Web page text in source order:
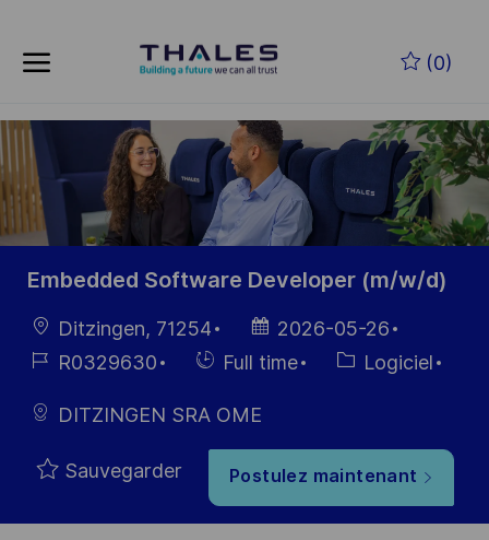
(0)
-
Embedded Software Developer (m/w/d)
localisation
Ditzingen, 71254
Date
d’affichage
2026-05-26
Référence
R0329630
HiringFull time Catégorie
Logiciel
DITZINGEN SRA OME
Sauvegarder Postulez maintenant